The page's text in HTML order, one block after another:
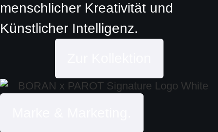
menschlicher Kreativität und
Künstlicher Intelligenz.